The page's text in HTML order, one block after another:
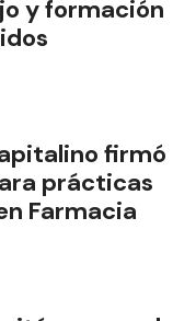
Mareco
y formación
prácticas